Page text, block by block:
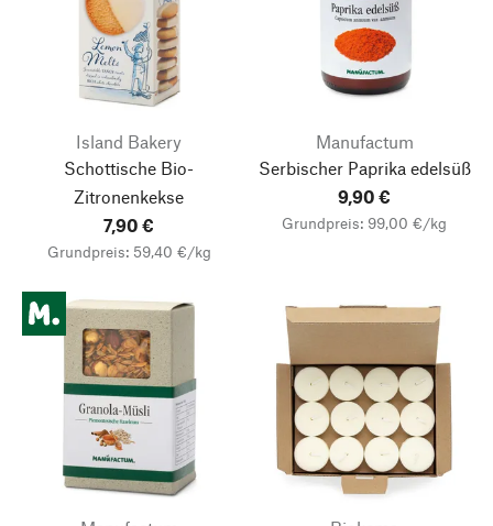
Island Bakery
Schottische Bio-
Zitronenkekse
7,90 €
Grundpreis: 59,40 €/kg
Manufactum
Serbischer Paprika edelsüß
9,90 €
Grundpreis: 99,00 €/kg